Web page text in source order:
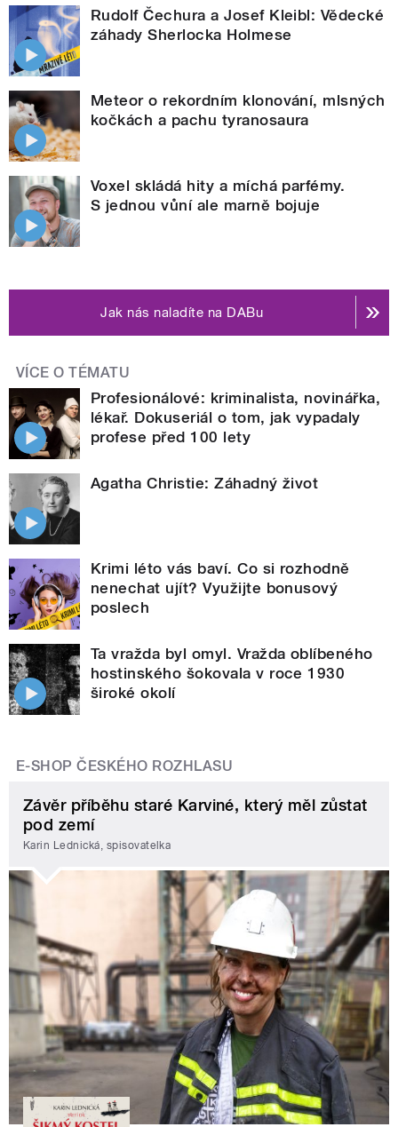
Rudolf Čechura a Josef Kleibl: Vědecké
záhady Sherlocka Holmese
Meteor o rekordním klonování, mlsných
kočkách a pachu tyranosaura
Voxel skládá hity a míchá parfémy.
S jednou vůní ale marně bojuje
Jak nás naladíte na DABu
VÍCE O TÉMATU
Profesionálové: kriminalista, novinářka,
lékař. Dokuseriál o tom, jak vypadaly
profese před 100 lety
Agatha Christie: Záhadný život
Krimi léto vás baví. Co si rozhodně
nenechat ujít? Využijte bonusový
poslech
Ta vražda byl omyl. Vražda oblíbeného
hostinského šokovala v roce 1930
široké okolí
E-SHOP ČESKÉHO ROZHLASU
Závěr příběhu staré Karviné, který měl zůstat
pod zemí
Karin Lednická, spisovatelka